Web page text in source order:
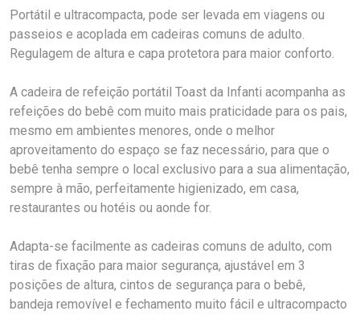
Portátil e ultracompacta, pode ser levada em viagens ou
passeios e acoplada em cadeiras comuns de adulto.
Regulagem de altura e capa protetora para maior conforto.
A cadeira de refeição portátil Toast da Infanti acompanha as
refeições do bebê com muito mais praticidade para os pais,
mesmo em ambientes menores, onde o melhor
aproveitamento do espaço se faz necessário, para que o
bebê tenha sempre o local exclusivo para a sua alimentação,
sempre à mão, perfeitamente higienizado, em casa,
restaurantes ou hotéis ou aonde for.
Adapta-se facilmente as cadeiras comuns de adulto, com
tiras de fixação para maior segurança, ajustável em 3
posições de altura, cintos de segurança para o bebê,
bandeja removível e fechamento muito fácil e ultracompacto